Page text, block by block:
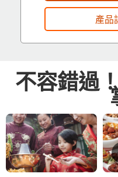
產品
不容錯過